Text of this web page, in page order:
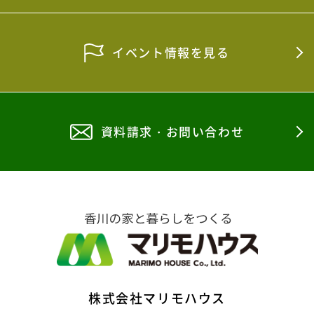
イベント情報を見る
資料請求・お問い合わせ
株式会社マリモハウス